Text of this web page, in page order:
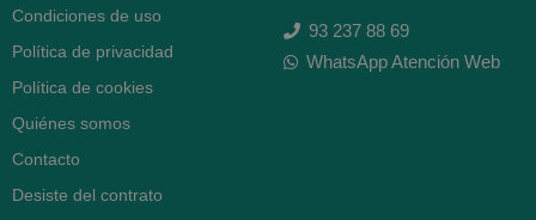
Condiciones de uso
Política de privacidad
Política de cookies
Quiénes somos
Contacto
Desiste del contrato
93 237 88 69
WhatsApp Atención Web